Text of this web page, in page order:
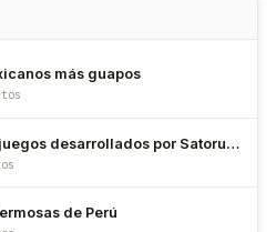
más guapos
desarrollados por Satoru Iwata
de Perú